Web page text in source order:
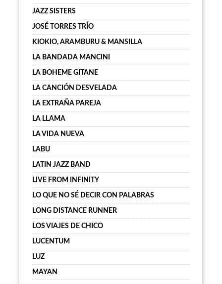
JAZZ SISTERS
JOSÉ TORRES TRÍO
KIOKIO, ARAMBURU & MANSILLA
LA BANDADA MANCINI
LA BOHEME GITANE
LA CANCIÓN DESVELADA
LA EXTRAÑA PAREJA
LA LLAMA
LA VIDA NUEVA
LABU
LATIN JAZZ BAND
LIVE FROM INFINITY
LO QUE NO SÉ DECIR CON PALABRAS
LONG DISTANCE RUNNER
LOS VIAJES DE CHICO
LUCENTUM
LUZ
MAYAN